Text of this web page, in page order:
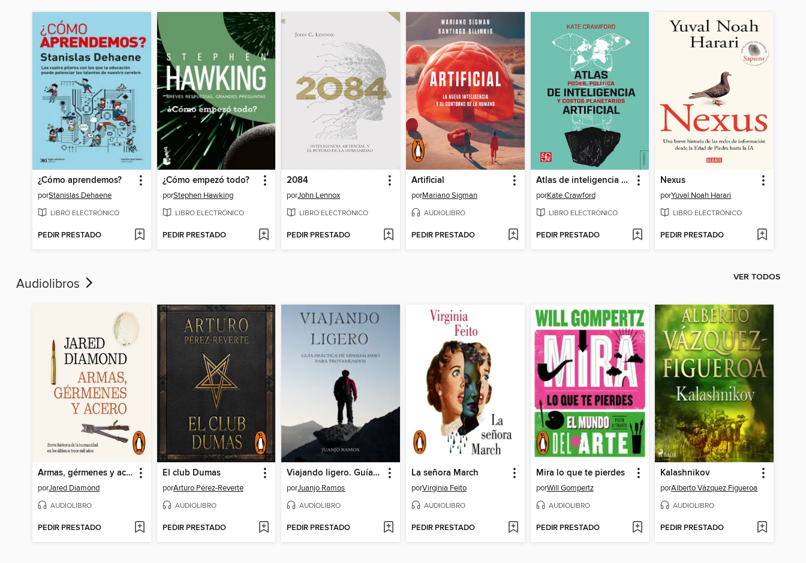
¿Cómo aprendemos?
porStanislas Dehaene
LIBRO ELECTRÓNICO
PEDIR PRESTADO
¿Cómo empezó todo?
porStephen Hawking
LIBRO ELECTRÓNICO
PEDIR PRESTADO
2084
porJohn Lennox
LIBRO ELECTRÓNICO
PEDIR PRESTADO
Artificial
porMariano Sigman
AUDIOLIBRO
PEDIR PRESTADO
Atlas de inteligencia artificial
porKate Crawford
LIBRO ELECTRÓNICO
PEDIR PRESTADO
Nexus
porYuval Noah Harari
LIBRO ELECTRÓNICO
PEDIR PRESTADO
Audiolibros VER TODOS
Armas, gérmenes y acero
porJared Diamond
AUDIOLIBRO
PEDIR PRESTADO
El club Dumas
porArturo Pérez-Reverte
AUDIOLIBRO
PEDIR PRESTADO
Viajando ligero. Guía de minimalismo para trotamundos
porJuanjo Ramos
AUDIOLIBRO
PEDIR PRESTADO
La señora March
porVirginia Feito
AUDIOLIBRO
PEDIR PRESTADO
Mira lo que te pierdes
porWill Gompertz
AUDIOLIBRO
PEDIR PRESTADO
Kalashnikov
porAlberto Vázquez Figueroa
AUDIOLIBRO
PEDIR PRESTADO